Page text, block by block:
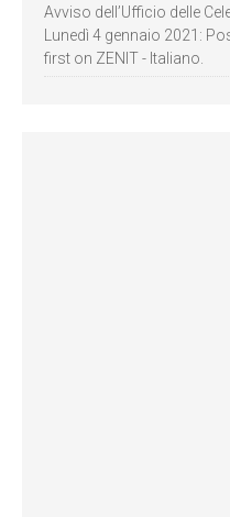
Avviso dell’Ufficio delle
Lunedì 4 gennaio 2021:
first on ZENIT - Italiano.